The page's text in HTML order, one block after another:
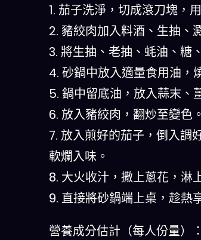
1. 茄子洗淨，切成滾刀塊，
2. 豬絞肉加入料酒、生抽、
3. 將生抽、老抽、蚝油、糖
4. 砂鍋中放入適量食用油，
5. 鍋中留底油，放入蒜末、
6. 放入豬絞肉，翻炒至變色。
7. 放入煎好的茄子，倒入調
軟爛入味。
8. 大火收汁，撒上蔥花，淋
9. 直接將砂鍋端上桌，趁熱
營養成分估計（每人份量）：